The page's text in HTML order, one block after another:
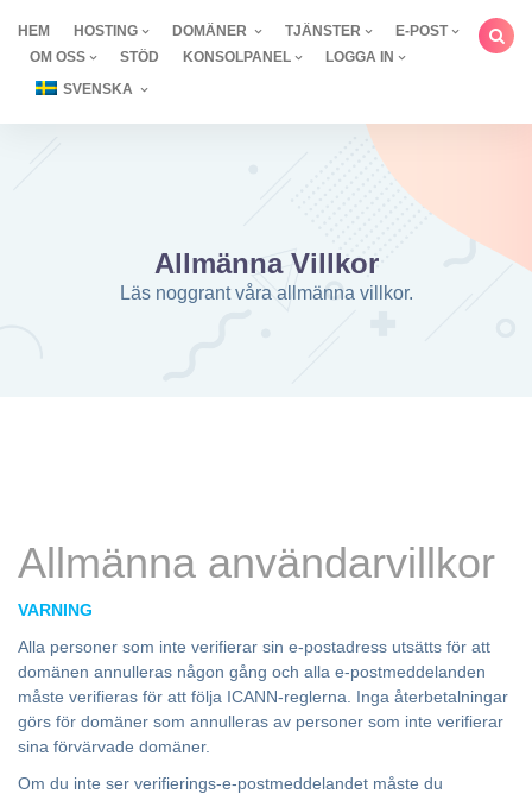
innehåll
HEM HOSTING DOMÄNER TJÄNSTER
E-POST
OM OSS
STÖD KONSOLPANEL
LOGGA IN
SVENSKA
Allmänna Villkor
Läs noggrant våra allmänna villkor.
Allmänna användarvillkor
VARNING
Alla personer som inte verifierar sin e-postadress utsätts för att
domänen annulleras någon gång och alla e-postmeddelanden
måste verifieras för att följa ICANN-reglerna. Inga återbetalningar
görs för domäner som annulleras av personer som inte verifierar
sina förvärvade domäner.
Om du inte ser verifierings-e-postmeddelandet måste du